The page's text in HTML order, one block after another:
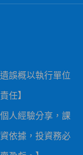
誤概以執行單位
任】
人經驗分享，課
依據，投資務必